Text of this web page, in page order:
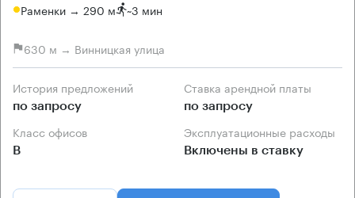
Раменки → 290 м ~3 мин
630 м → Винницкая улица
История предложений
по запросу
Ставка арендной платы
по запросу
Класс офисов
B
Эксплуатационные расходы
Включены в ставку